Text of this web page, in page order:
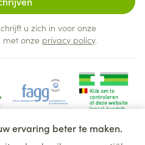
ervaring beter te maken.
u zich in voor onze
met onze privacy policy.